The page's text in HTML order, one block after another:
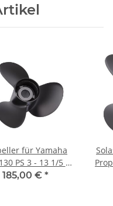
für Yamaha
PS 3 - 13 1/5 x
mit 15 Zähnen
185,00 € *